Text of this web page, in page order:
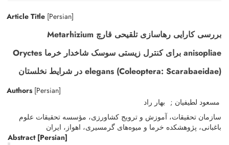
Article Title [Persian]
بررسی کارایی رهاسازی تلقیحی قارچ Metarhizium
anisopliae برای کنترل زیستی سوسک شاخدار خرما Oryctes
elegans (Coleoptera: Scarabaeidae) در شرایط نخلستان
Authors [Persian]
مسعود لطیفیان
بهار راد
سازمان تحقیقات، آموزش و ترویج کشاورزی، مؤسسه تحقیقات علوم
باغبانی، پژوهشکده خرما و میوه‌های گرمسیری، اهواز، ایران
Abstract[Persian]